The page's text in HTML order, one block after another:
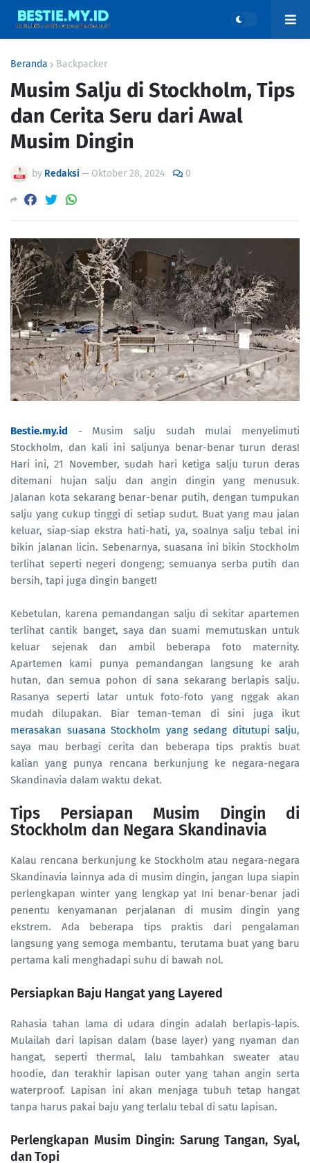
Beranda Backpacker
Musim Salju di Stockholm, Tips
dan Cerita Seru dari Awal
Musim Dingin
by Redaksi — Oktober 28, 2024 0
Bestie.my.id - Musim salju sudah mulai menyelimuti
Stockholm, dan kali ini saljunya benar-benar turun deras!
Hari ini, 21 November, sudah hari ketiga salju turun deras
ditemani hujan salju dan angin dingin yang menusuk.
Jalanan kota sekarang benar-benar putih, dengan tumpukan
salju yang cukup tinggi di setiap sudut. Buat yang mau jalan
keluar, siap-siap ekstra hati-hati, ya, soalnya salju tebal ini
bikin jalanan licin. Sebenarnya, suasana ini bikin Stockholm
terlihat seperti negeri dongeng; semuanya serba putih dan
bersih, tapi juga dingin banget!
Kebetulan, karena pemandangan salju di sekitar apartemen
terlihat cantik banget, saya dan suami memutuskan untuk
keluar sejenak dan ambil beberapa foto maternity.
Apartemen kami punya pemandangan langsung ke arah
hutan, dan semua pohon di sana sekarang berlapis salju.
Rasanya seperti latar untuk foto-foto yang nggak akan
mudah dilupakan. Biar teman-teman di sini juga ikut
merasakan suasana Stockholm yang sedang ditutupi salju,
saya mau berbagi cerita dan beberapa tips praktis buat
kalian yang punya rencana berkunjung ke negara-negara
Skandinavia dalam waktu dekat.
Tips Persiapan Musim Dingin di
Stockholm dan Negara Skandinavia
Kalau rencana berkunjung ke Stockholm atau negara-negara
Skandinavia lainnya ada di musim dingin, jangan lupa siapin
perlengkapan winter yang lengkap ya! Ini benar-benar jadi
penentu kenyamanan perjalanan di musim dingin yang
ekstrem. Ada beberapa tips praktis dari pengalaman
langsung yang semoga membantu, terutama buat yang baru
pertama kali menghadapi suhu di bawah nol.
Persiapkan Baju Hangat yang Layered
Rahasia tahan lama di udara dingin adalah berlapis-lapis.
Mulailah dari lapisan dalam (base layer) yang nyaman dan
hangat, seperti thermal, lalu tambahkan sweater atau
hoodie, dan terakhir lapisan outer yang tahan angin serta
waterproof. Lapisan ini akan menjaga tubuh tetap hangat
tanpa harus pakai baju yang terlalu tebal di satu lapisan.
Perlengkapan Musim Dingin: Sarung Tangan, Syal,
dan Topi